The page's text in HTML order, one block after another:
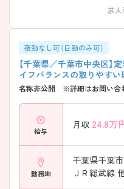
求
夜勤なし可（日勤のみ可）
【千葉県／千葉市中央区】
イフバランスの取りやす
名称非公開 ※詳細はお問い合
給与
月収 24.8万
勤務地
千葉県千葉
ＪＲ総武線